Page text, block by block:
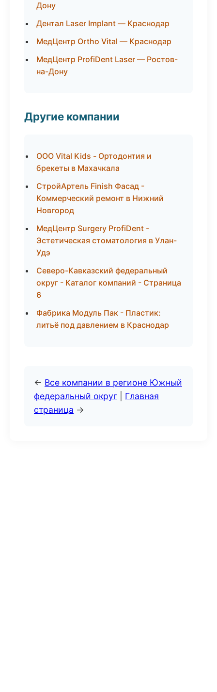
Дону
Дентал Laser Implant — Краснодар
МедЦентр Ortho Vital — Краснодар
МедЦентр ProfiDent Laser — Ростов-
на-Дону
Другие компании
ООО Vital Kids - Ортодонтия и
брекеты в Махачкала
СтройАртель Finish Фасад -
Коммерческий ремонт в Нижний
Новгород
МедЦентр Surgery ProfiDent -
Эстетическая стоматология в Улан-
Удэ
Северо-Кавказский федеральный
округ - Каталог компаний - Страница
6
Фабрика Модуль Пак - Пластик:
литьё под давлением в Краснодар
← Все компании в регионе Южный
федеральный округ
Главная
страница →